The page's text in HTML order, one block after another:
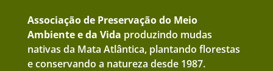
Associação de Preservação do Meio
Ambiente e da Vida produzindo mudas
nativas da Mata Atlântica, plantando florestas
e conservando a natureza desde 1987.